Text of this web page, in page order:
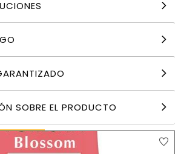
SOBRE EL PRODUCTO
9,90€
AÑADIR